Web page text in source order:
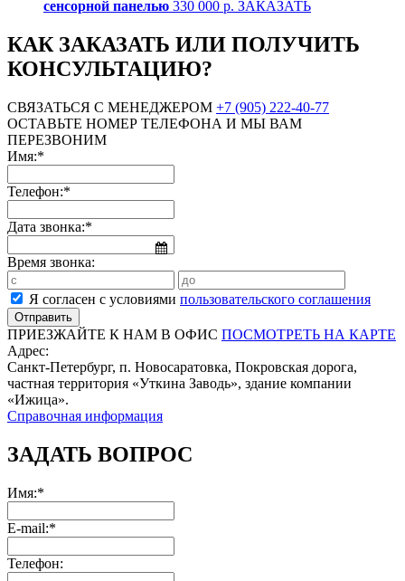
сенсорной панелью 330 000 р. ЗАКАЗАТЬ
КАК ЗАКАЗАТЬ ИЛИ ПОЛУЧИТЬ
КОНСУЛЬТАЦИЮ?
СВЯЗАТЬСЯ С МЕНЕДЖЕРОМ +7 (905) 222-40-77
ОСТАВЬТЕ НОМЕР ТЕЛЕФОНА И МЫ ВАМ
ПЕРЕЗВОНИМ
Имя:*
Телефон:*
Дата звонка:*
Время звонка:
Я согласен с условиями пользовательского соглашения
ПРИЕЗЖАЙТЕ К НАМ В ОФИС ПОСМОТРЕТЬ НА КАРТЕ
Адрес:
Санкт-Петербург, п. Новосаратовка, Покровская дорога,
частная территория «Уткина Заводь», здание компании
«Ижица».
Справочная информация
ЗАДАТЬ ВОПРОС
Имя:*
E-mail:*
Телефон: